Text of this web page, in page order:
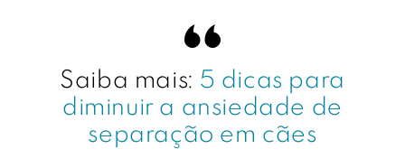
Saiba mais: 5 dicas para
diminuir a ansiedade de
separação em cães